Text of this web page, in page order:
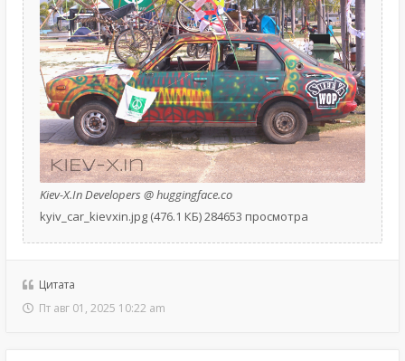
Kiev-X.In Developers @ huggingface.co
kyiv_car_kievxin.jpg (476.1 КБ) 284653 просмотра
Цитата
Пт авг 01, 2025 10:22 am